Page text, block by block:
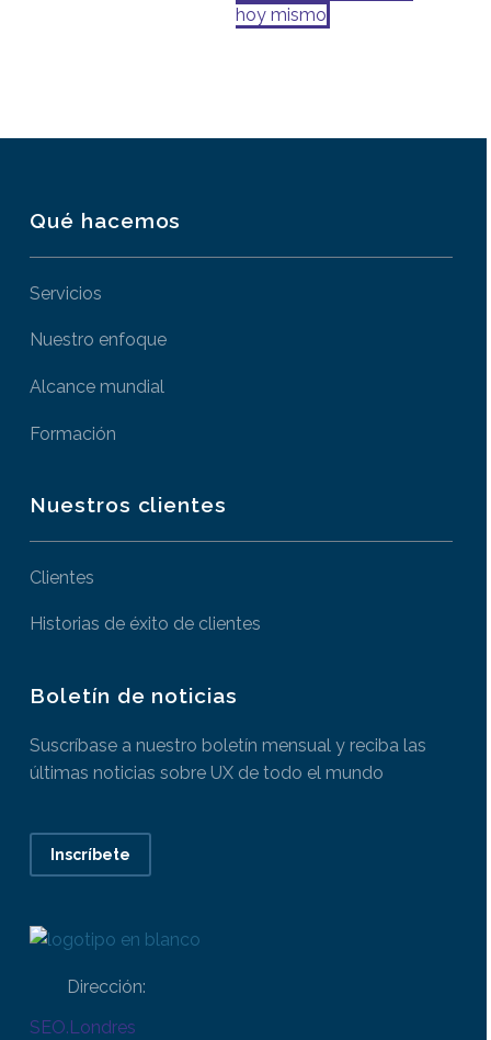
hoy mismo
Qué hacemos
Servicios
Nuestro enfoque
Alcance mundial
Formación
Nuestros clientes
Clientes
Historias de éxito de clientes
Boletín de noticias
Suscríbase a nuestro boletín mensual y reciba las
últimas noticias sobre UX de todo el mundo
Inscríbete
Dirección:
SEO.Londres